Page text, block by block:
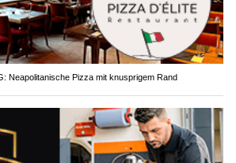
Neapolitanische Pizza mit knusprigem Rand